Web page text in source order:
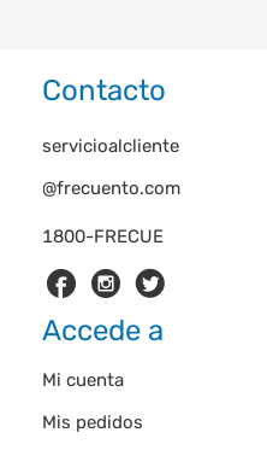
Contacto
1800-FRECUE
servicioalcliente
@frecuento.com
Accede a
Mi cuenta
Mis pedidos